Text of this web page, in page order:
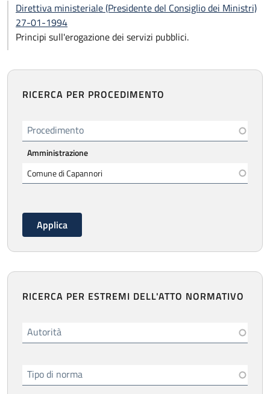
Direttiva ministeriale (Presidente del Consiglio dei Ministri)
27-01-1994
Principi sull'erogazione dei servizi pubblici.
RICERCA PER PROCEDIMENTO
Procedimento
Amministrazione
RICERCA PER ESTREMI DELL'ATTO NORMATIVO
Autorità
Tipo di norma